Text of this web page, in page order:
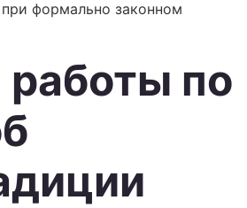
формально законном
по